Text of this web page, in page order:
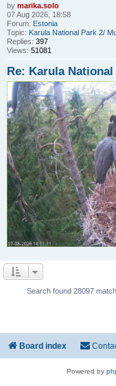
by marika.solo
07 Aug 2026, 18:58
Forum: Estonia
Topic: Karula National Park 2/
Replies: 397
Views: 51081
Re: Karula
Search found 28097
Board index
Powered by